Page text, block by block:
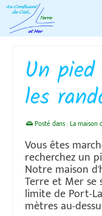
Un
les
Posté dans :La maison
Vous êtes
recherchez un
Notre maison
Terre et Mer se
limite de Port-
mètres au-